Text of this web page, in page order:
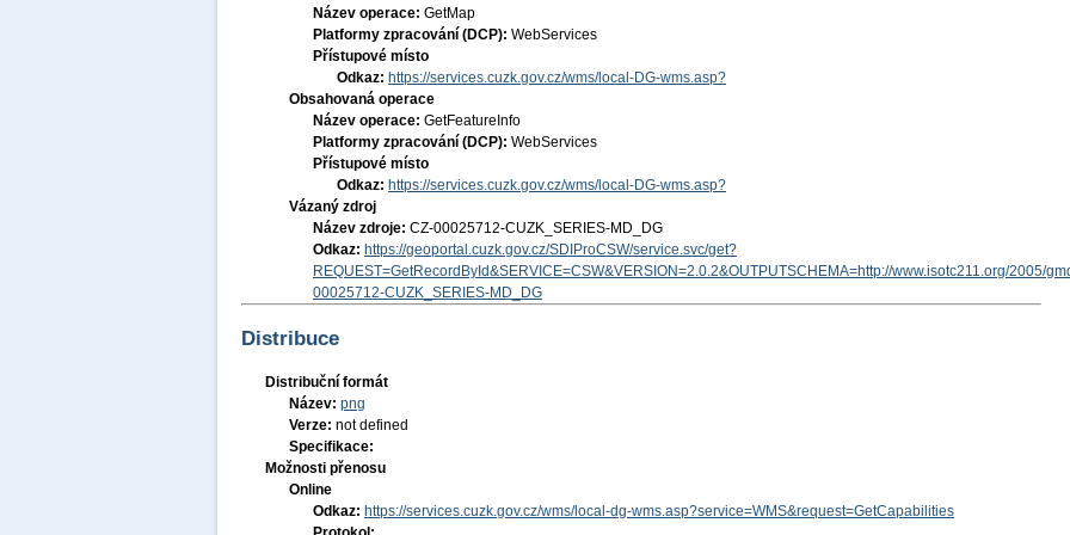
Název operace: GetMap
Platformy zpracování (DCP): WebServices
Přístupové místo
Odkaz: https://services.cuzk.gov.cz/wms/local-DG-wms.asp?
Obsahovaná operace
Název operace: GetFeatureInfo
Platformy zpracování (DCP): WebServices
Přístupové místo
Odkaz: https://services.cuzk.gov.cz/wms/local-DG-wms.asp?
Vázaný zdroj
Název zdroje: CZ-00025712-CUZK_SERIES-MD_DG
Odkaz: https://geoportal.cuzk.gov.cz/SDIProCSW/service.svc/get?
REQUEST=GetRecordById&SERVICE=CSW&VERSION=2.0.2&OUTPUTSCHEMA=http://www.isotc211.org/2005/
00025712-CUZK_SERIES-MD_DG
Distribuce
Distribuční formát
Název: png
Verze: not defined
Specifikace:
Možnosti přenosu
Online
Odkaz: https://services.cuzk.gov.cz/wms/local-dg-wms.asp?service=WMS&request=GetCapabilities